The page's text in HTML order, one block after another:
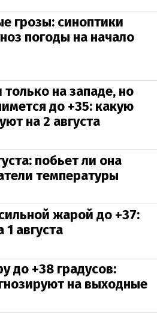
грозы: синоптики
погоды на начало
на западе, но
до +35: какую
на 2 августа
побьет ли она
температуры
жарой до +37:
августа
до +38 градусов:
на выходные